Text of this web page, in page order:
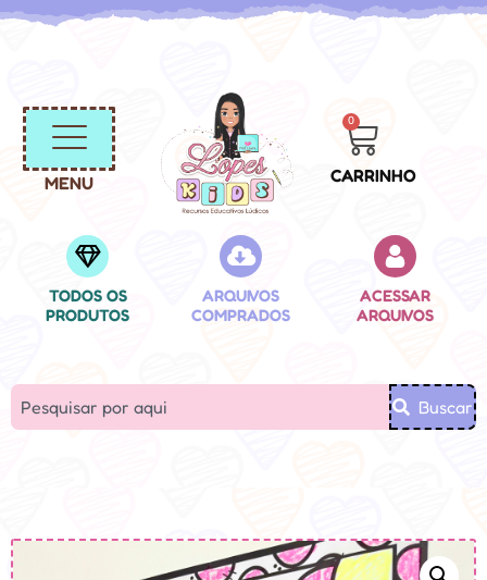
MENU
0
CARRINHO
TODOS OS
PRODUTOS
ARQUIVOS
COMPRADOS
ACESSAR
ARQUIVOS
Buscar